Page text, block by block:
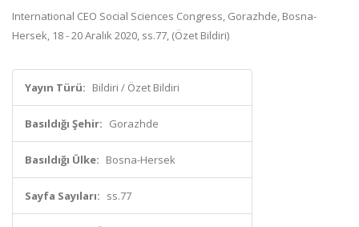
International CEO Social Sciences Congress, Gorazhde, Bosna-
Hersek, 18 - 20 Aralık 2020, ss.77, (Özet Bildiri)
Yayın Türü: Bildiri / Özet Bildiri
Basıldığı Şehir: Gorazhde
Basıldığı Ülke: Bosna-Hersek
Sayfa Sayıları: ss.77